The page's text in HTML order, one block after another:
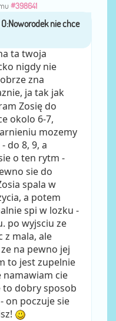
#398641
ta twoja
nigdy nie
zna
ja tak jak
Zosię do
okolo 6-7,
mozemy
do 8, 9, a
o ten rytm -
sie do
spala w
a potem
spi w lozku -
po wyjsciu ze
z mala, ale
na pewno jej
to jest zupelnie
namawiam cie
to dobry sposob
on poczuje sie